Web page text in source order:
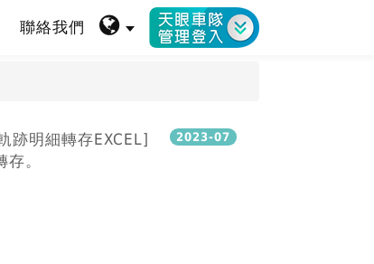
聯絡我們
2023-07
跡明細轉存EXCEL]
。